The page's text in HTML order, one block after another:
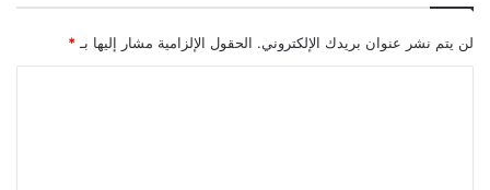
لن يتم نشر عنوان بريدك الإلكتروني. الحقول الإلزامية مشار إليها بـ *